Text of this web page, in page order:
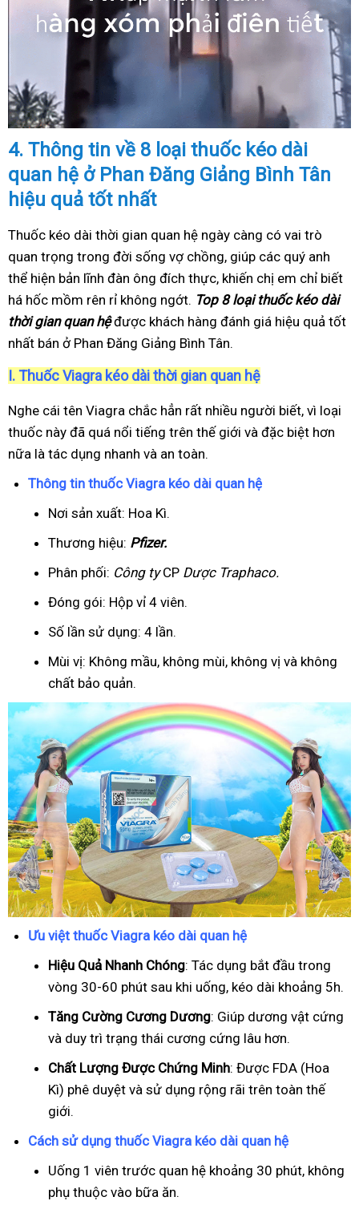
4. Thông tin về 8 loại thuốc kéo dài
quan hệ ở Phan Đăng Giảng Bình Tân
hiệu quả tốt nhất
Thuốc kéo dài thời gian quan hệ ngày càng có vai trò
quan trọng trong đời sống vợ chồng, giúp các quý anh
thể hiện bản lĩnh đàn ông đích thực, khiến chị em chỉ biết
há hốc mồm rên rỉ không ngớt. Top 8 loại thuốc kéo dài
thời gian quan hệđược khách hàng đánh giá hiệu quả tốt
nhất bán ở Phan Đăng Giảng Bình Tân.
I. Thuốc Viagra kéo dài thời gian quan hệ
Nghe cái tên Viagra chắc hẳn rất nhiều người biết, vì loại
thuốc này đã quá nổi tiếng trên thế giới và đặc biệt hơn
nữa là tác dụng nhanh và an toàn.
Thông tin thuốc Viagra kéo dài quan hệ
Nơi sản xuất: Hoa Kì.
Thương hiệu: Pfizer.
Phân phối: Công tyCP Dược Traphaco.
Đóng gói: Hộp vỉ 4 viên.
Số lần sử dụng: 4 lần.
Mùi vị: Không mầu, không mùi, không vị và không
chất bảo quản.
Ưu việt thuốc Viagra kéo dài quan hệ
Hiệu Quả Nhanh Chóng: Tác dụng bắt đầu trong
vòng 30-60 phút sau khi uống, kéo dài khoảng 5h.
Tăng Cường Cương Dương: Giúp dương vật cứng
và duy trì trạng thái cương cứng lâu hơn.
Chất Lượng Được Chứng Minh: Được FDA (Hoa
Kì) phê duyệt và sử dụng rộng rãi trên toàn thế
giới.
Cách sử dụng thuốc Viagra kéo dài quan hệ
Uống 1 viên trước quan hệ khoảng 30 phút, không
phụ thuộc vào bữa ăn.